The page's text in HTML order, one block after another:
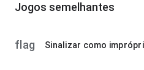
Jogos semelhantes
flag Sinalizar como